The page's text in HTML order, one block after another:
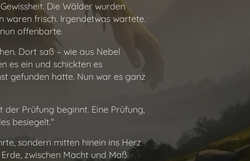
Die Wälder wurden
waren frisch. Irgendetwas wartete.
offenbarte.
Dort saß – wie aus Nebel
es ein und schickten es
gefunden hatte. Nun war es ganz
Prüfung beginnt. Eine Prüfung,
besiegelt."
sondern mitten hinein ins Herz
zwischen Macht und Maß.